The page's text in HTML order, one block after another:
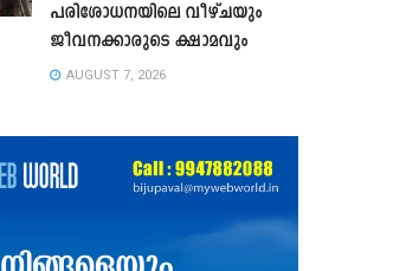
പരിശോധനയിലെ വീഴ്ചയും
ജീവനക്കാരുടെ ക്ഷാമവും
AUGUST 7, 2026